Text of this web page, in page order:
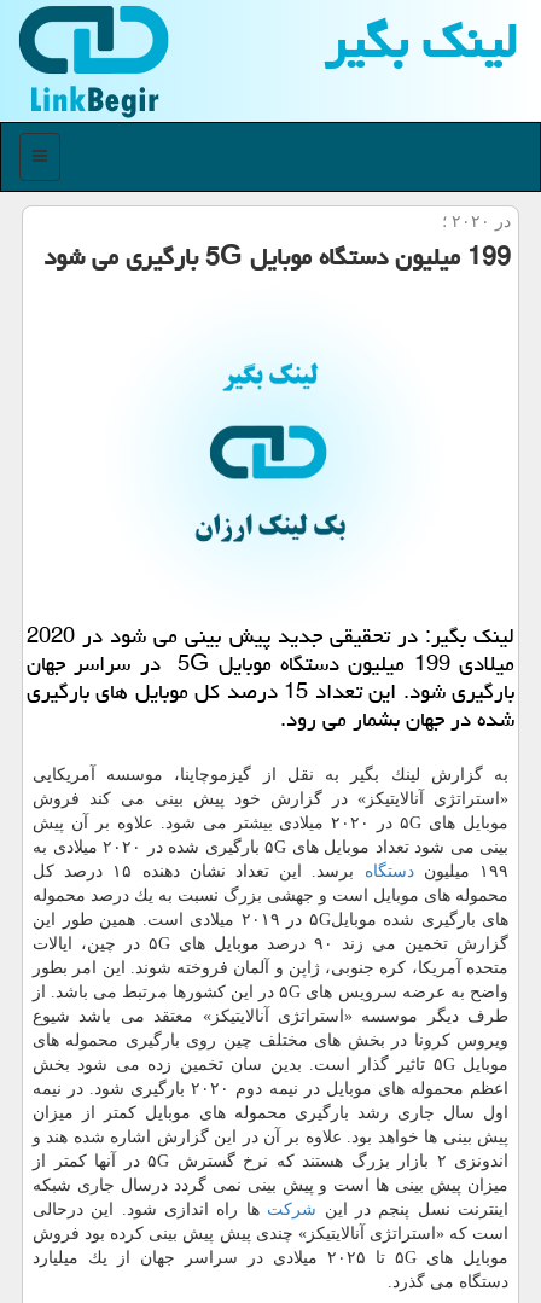
لینك بگیر
منو
در ۲۰۲۰ ؛
199 میلیون دستگاه موبایل 5G بارگیری می شود
لینك بگیر: در تحقیقی جدید پیش بینی می شود در 2020
میلادی 199 میلیون دستگاه موبایل 5G در سراسر جهان
بارگیری شود. این تعداد 15 درصد كل موبایل های بارگیری
شده در جهان بشمار می رود.
به گزارش لینك بگیر به نقل از گیزموچاینا، موسسه آمریكایی
«استراتژی آنالایتیكز» در گزارش خود پیش بینی می كند فروش
موبایل های ۵G در ۲۰۲۰ میلادی بیشتر می شود. علاوه بر آن پیش
بینی می شود تعداد موبایل های ۵G بارگیری شده در ۲۰۲۰ میلادی به
۱۹۹ میلیون
دستگاه
برسد. این تعداد نشان دهنده ۱۵ درصد كل
محموله های موبایل است و جهشی بزرگ نسبت به یك درصد محموله
های بارگیری شده موبایل۵G در ۲۰۱۹ میلادی است. همین طور این
گزارش تخمین می زند ۹۰ درصد موبایل های ۵G در چین، ایالات
متحده آمریكا، كره جنوبی، ژاپن و آلمان فروخته شوند. این امر بطور
واضح به عرضه سرویس های ۵G در این كشورها مرتبط می باشد. از
طرف دیگر موسسه «استراتژی آنالایتیكز» معتقد می باشد شیوع
ویروس كرونا در بخش های مختلف چین روی بارگیری محموله های
موبایل ۵G تاثیر گذار است. بدین سان تخمین زده می شود بخش
اعظم محموله های موبایل در نیمه دوم ۲۰۲۰ بارگیری شود. در نیمه
اول سال جاری رشد بارگیری محموله های موبایل كمتر از میزان
پیش بینی ها خواهد بود. علاوه بر آن در این گزارش اشاره شده هند و
اندونزی ۲ بازار بزرگ هستند كه نرخ گسترش ۵G در آنها كمتر از
میزان پیش بینی ها است و پیش بینی نمی گردد درسال جاری شبكه
اینترنت نسل پنجم در این شركت ها راه اندازی شود. این درحالی
است كه «استراتژی آنالایتیكز» چندی پیش پیش بینی كرده بود فروش
موبایل های ۵G تا ۲۰۲۵ میلادی در سراسر جهان از یك میلیارد
دستگاه می گذرد.